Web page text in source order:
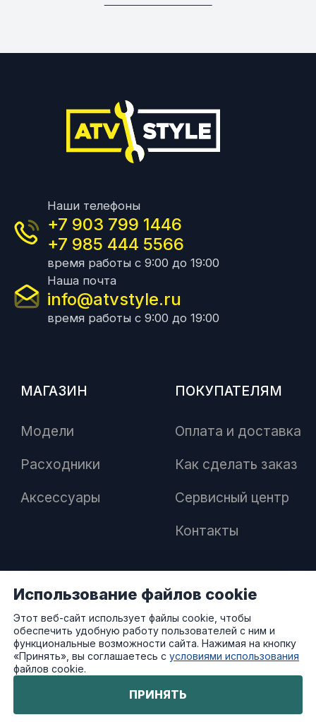
Наши телефоны
+7 903 799 1446
+7 985 444 5566
время работы с 9:00 до 19:00
Наша почта
info@atvstyle.ru
время работы с 9:00 до 19:00
МАГАЗИН
Модели
Расходники
Аксессуары
ПОКУПАТЕЛЯМ
Оплата и доставка
Как сделать заказ
Сервисный центр
Контакты
ПАРТНЕРАМ
Как стать дилером
Преимущества работы с нами
Использование файлов cookie
Этот веб-сайт использует файлы cookie, чтобы
обеспечить удобную работу пользователей с ним и
функциональные возможности сайта. Нажимая на кнопку
«Принять», вы соглашаетесь сусловиями использования
файлов cookie.
ПРИНЯТЬ